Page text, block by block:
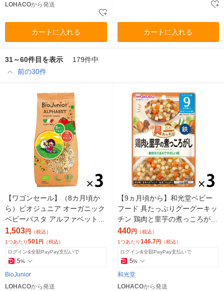
LOHACOから発送
カートに入れる カートに入れる
31～60件目を表示
179件中
前の30件
【ワゴンセール】（8カ月頃か
ら）ビオジュニア オーガニック
ベビーパスタ アルファベット 1
セット（1袋（200g）×3） ベビ
ーフード 有機
1,503円
（税込）
1つあたり501円 （税込）
ログイン&全額PayPay支払いで
5%
BioJunior
LOHACOから発送
【9ヵ月頃から】和光堂ベビー
フード 具たっぷりグーグーキッ
チン 鶏肉と里芋の煮っころがし
80g 3個 アサヒGF ベビー
フード 離乳食
440円
（税込）
1つあたり146.7 円 （税込）
ログイン&全額PayPay支払いで
5%
和光堂
LOHACOから発送